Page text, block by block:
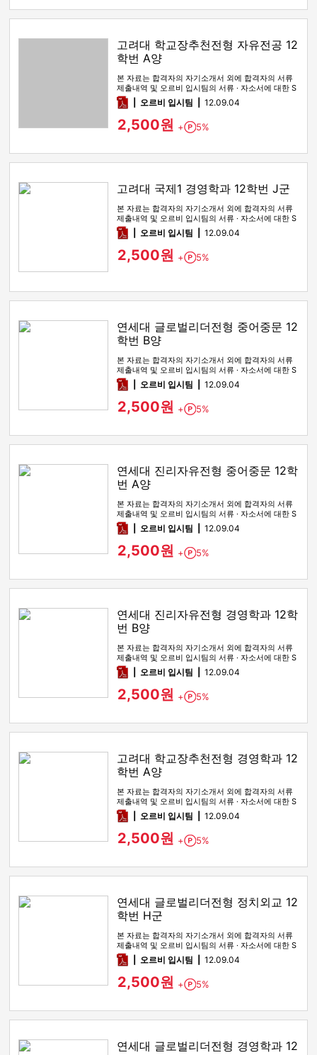
고려대 학교장추천전형 자유전공 12
학번 A양
본 자료는 합격자의 자기소개서 외에 합격자의 서류
제출내역 및 오르비 입시팀의 서류 · 자소서에 대한 S
WOT 분석이 포함돼 …
pdf오르비 입시팀 12.09.04
2,500원 + Point
5%
고려대 국제1 경영학과 12학번 J군
본 자료는 합격자의 자기소개서 외에 합격자의 서류
제출내역 및 오르비 입시팀의 서류 · 자소서에 대한 S
WOT 분석이 포함돼 …
pdf오르비 입시팀 12.09.04
2,500원 + Point
5%
연세대 글로벌리더전형 중어중문 12
학번 B양
본 자료는 합격자의 자기소개서 외에 합격자의 서류
제출내역 및 오르비 입시팀의 서류 · 자소서에 대한 S
WOT 분석이 포함돼 …
pdf오르비 입시팀 12.09.04
2,500원 + Point
5%
연세대 진리자유전형 중어중문 12학
번 A양
본 자료는 합격자의 자기소개서 외에 합격자의 서류
제출내역 및 오르비 입시팀의 서류 · 자소서에 대한 S
WOT 분석이 포함돼 …
pdf오르비 입시팀 12.09.04
2,500원 + Point
5%
연세대 진리자유전형 경영학과 12학
번 B양
본 자료는 합격자의 자기소개서 외에 합격자의 서류
제출내역 및 오르비 입시팀의 서류 · 자소서에 대한 S
WOT 분석이 포함돼 …
pdf오르비 입시팀 12.09.04
2,500원 + Point
5%
고려대 학교장추천전형 경영학과 12
학번 A양
본 자료는 합격자의 자기소개서 외에 합격자의 서류
제출내역 및 오르비 입시팀의 서류 · 자소서에 대한 S
WOT 분석이 포함돼 …
pdf오르비 입시팀 12.09.04
2,500원 + Point
5%
연세대 글로벌리더전형 정치외교 12
학번 H군
본 자료는 합격자의 자기소개서 외에 합격자의 서류
제출내역 및 오르비 입시팀의 서류 · 자소서에 대한 S
WOT 분석이 포함돼 …
pdf오르비 입시팀 12.09.04
2,500원 + Point
5%
연세대 글로벌리더전형 경영학과 12